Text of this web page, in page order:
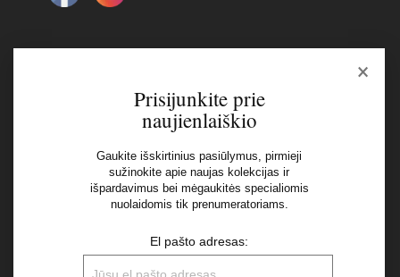
Naujienlaiškis
Aš perskaičiau ir sutinku su Privatumo Politikos
×
Prisijunkite prie
naujienlaiškio
Gaukite išskirtinius pasiūlymus, pirmieji
sužinokite apie naujas kolekcijas ir
išpardavimus bei mėgaukitės specialiomis
nuolaidomis tik prenumeratoriams.
El pašto adresas: